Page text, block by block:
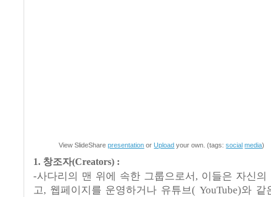
View SlideSharepresentation orUpload your own. (tags:social media)
1. 창조자(Creators) :
-사다리의 맨 위에 속한 그룹으로서 , 이들은 자신의
고, 웹페이지를 운영하거나 유튜브( YouTube)와 같